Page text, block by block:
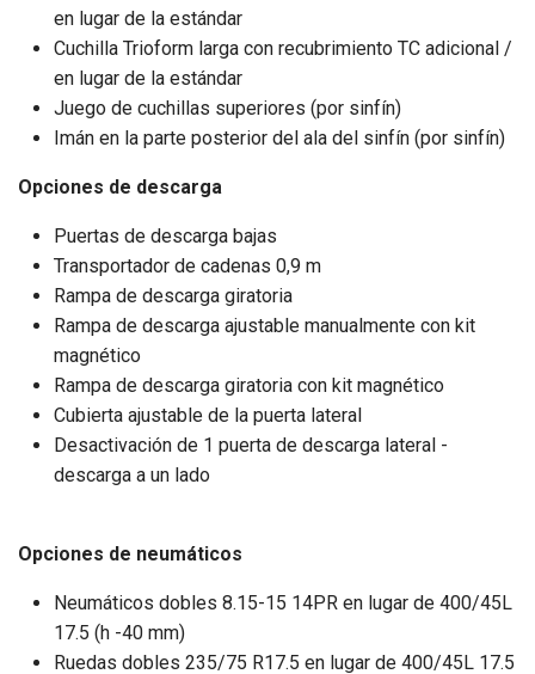
en lugar de la estándar
Cuchilla Trioform larga con recubrimiento TC adicional /
en lugar de la estándar
Juego de cuchillas superiores (por sinfín)
Imán en la parte posterior del ala del sinfín (por sinfín)
Opciones de descarga
Puertas de descarga bajas
Transportador de cadenas 0,9 m
Rampa de descarga giratoria
Rampa de descarga ajustable manualmente con kit
magnético
Rampa de descarga giratoria con kit magnético
Cubierta ajustable de la puerta lateral
Desactivación de 1 puerta de descarga lateral -
descarga a un lado
Opciones de neumáticos
Neumáticos dobles 8.15-15 14PR en lugar de 400/45L
17.5 (h -40 mm)
Ruedas dobles 235/75 R17.5 en lugar de 400/45L 17.5